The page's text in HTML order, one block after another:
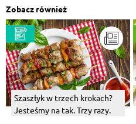
Zobacz również
Szaszłyk w trzech krokach?
Jesteśmy na tak. Trzy razy.